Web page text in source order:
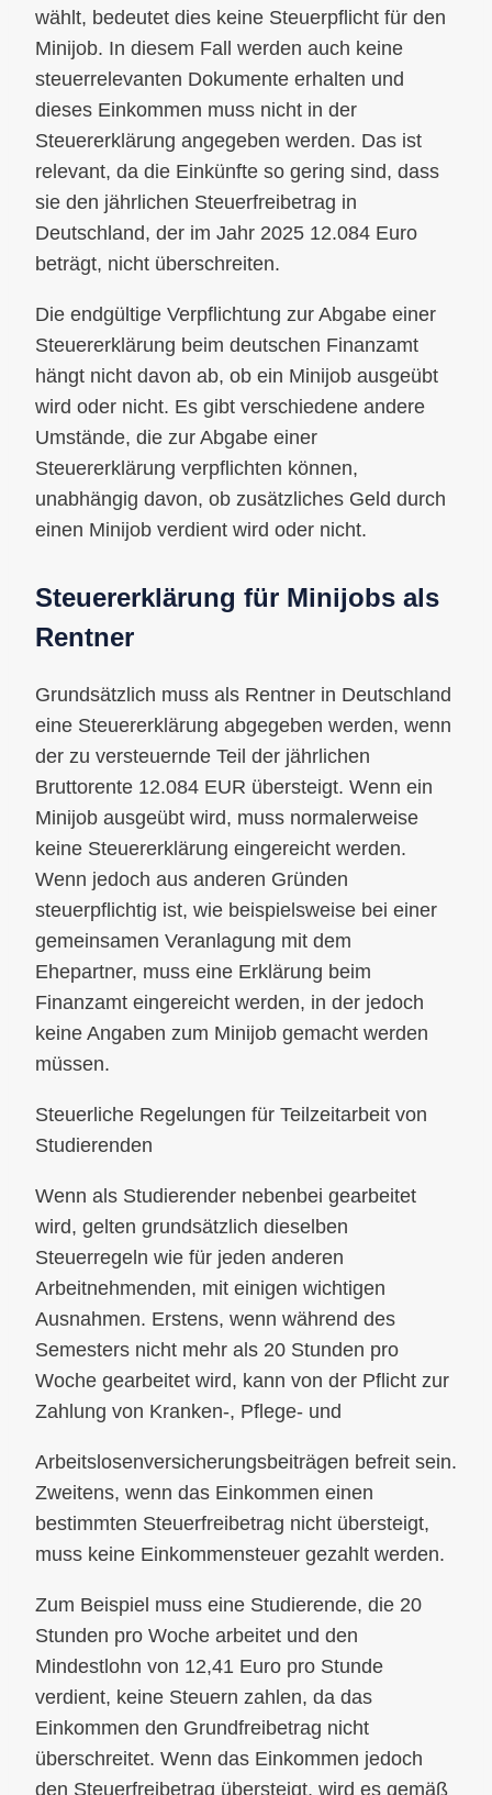
wählt, bedeutet dies keine Steuerpflicht für den
Minijob. In diesem Fall werden auch keine
steuerrelevanten Dokumente erhalten und
dieses Einkommen muss nicht in der
Steuererklärung angegeben werden. Das ist
relevant, da die Einkünfte so gering sind, dass
sie den jährlichen Steuerfreibetrag in
Deutschland, der im Jahr 2025 12.084 Euro
beträgt, nicht überschreiten.
Die endgültige Verpflichtung zur Abgabe einer
Steuererklärung beim deutschen Finanzamt
hängt nicht davon ab, ob ein Minijob ausgeübt
wird oder nicht. Es gibt verschiedene andere
Umstände, die zur Abgabe einer
Steuererklärung verpflichten können,
unabhängig davon, ob zusätzliches Geld durch
einen Minijob verdient wird oder nicht.
Steuererklärung für Minijobs als
Rentner
Grundsätzlich muss als Rentner in Deutschland
eine Steuererklärung abgegeben werden, wenn
der zu versteuernde Teil der jährlichen
Bruttorente 12.084 EUR übersteigt. Wenn ein
Minijob ausgeübt wird, muss normalerweise
keine Steuererklärung eingereicht werden.
Wenn jedoch aus anderen Gründen
steuerpflichtig ist, wie beispielsweise bei einer
gemeinsamen Veranlagung mit dem
Ehepartner, muss eine Erklärung beim
Finanzamt eingereicht werden, in der jedoch
keine Angaben zum Minijob gemacht werden
müssen.
Steuerliche Regelungen für Teilzeitarbeit von
Studierenden
Wenn als Studierender nebenbei gearbeitet
wird, gelten grundsätzlich dieselben
Steuerregeln wie für jeden anderen
Arbeitnehmenden, mit einigen wichtigen
Ausnahmen. Erstens, wenn während des
Semesters nicht mehr als 20 Stunden pro
Woche gearbeitet wird, kann von der Pflicht zur
Zahlung von Kranken-, Pflege- und
Arbeitslosenversicherungsbeiträgen befreit sein.
Zweitens, wenn das Einkommen einen
bestimmten Steuerfreibetrag nicht übersteigt,
muss keine Einkommensteuer gezahlt werden.
Zum Beispiel muss eine Studierende, die 20
Stunden pro Woche arbeitet und den
Mindestlohn von 12,41 Euro pro Stunde
verdient, keine Steuern zahlen, da das
Einkommen den Grundfreibetrag nicht
überschreitet. Wenn das Einkommen jedoch
den Steuerfreibetrag übersteigt, wird es gemäß